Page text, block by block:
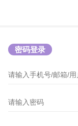
密码登录